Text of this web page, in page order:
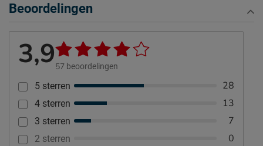
Beoordelingen
3,957 beoordelingen
5 sterren 28
4 sterren 13
3 sterren 7
2 sterren 0